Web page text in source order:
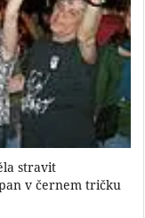
stravit
v černem tričku